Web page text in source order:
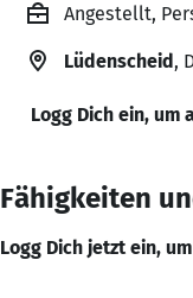
Angestellt,
Lüdenscheid,
Logg Dich ein, um
Fähigkeiten
Logg Dich jetzt ein,